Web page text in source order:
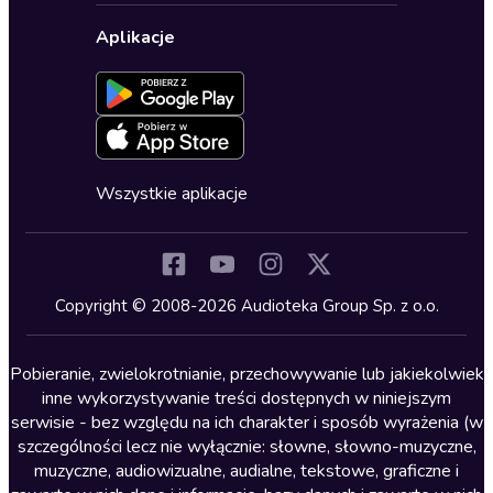
Dla młodzieży
Kryminały
Lektury szkolne
Literatura anglojęzyczna
Literatura faktu
Literatura obyczajowa
Literatura piękna obca
Ustawienia prywatności
Formularz zgłaszania nielegalnych treści
Deklaracja dostępności
Oferta dla firm i bibliotek
Dołącz do newslettera
Blog
Zapowiedzi
Cykle audiobooków
Aplikacje
Wszystkie aplikacje
Copyright © 2008-2026 Audioteka Group Sp. z o.o.
Pobieranie, zwielokrotnianie, przechowywanie lub jakiekolwiek
inne wykorzystywanie treści dostępnych w niniejszym
serwisie - bez względu na ich charakter i sposób wyrażenia (w
szczególności lecz nie wyłącznie: słowne, słowno-muzyczne,
muzyczne, audiowizualne, audialne, tekstowe, graficzne i